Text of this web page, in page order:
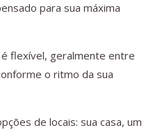
para sua máxima
flexível, geralmente entre
o ritmo da sua
de locais: sua casa, um